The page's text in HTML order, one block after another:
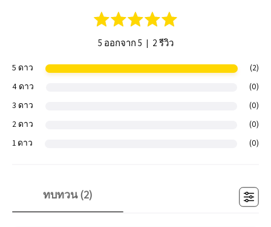
5 ออกจาก 5 | 2 รีวิว
5 ดาว
(2)
4 ดาว
(0)
3 ดาว
(0)
2 ดาว
(0)
1 ดาว
(0)
ทบทวน (2)